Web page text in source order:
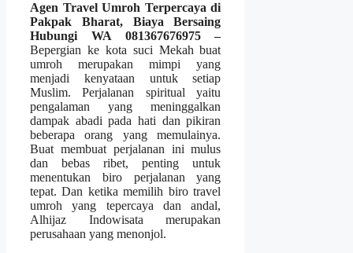
Agen Travel Umroh Terpercaya di
Pakpak Bharat, Biaya Bersaing
Hubungi WA 081367676975 –
Bepergian ke kota suci Mekah buat
umroh merupakan mimpi yang
menjadi kenyataan untuk setiap
Muslim. Perjalanan spiritual yaitu
pengalaman yang meninggalkan
dampak abadi pada hati dan pikiran
beberapa orang yang memulainya.
Buat membuat perjalanan ini mulus
dan bebas ribet, penting untuk
menentukan biro perjalanan yang
tepat. Dan ketika memilih biro travel
umroh yang tepercaya dan andal,
Alhijaz Indowisata merupakan
perusahaan yang menonjol.